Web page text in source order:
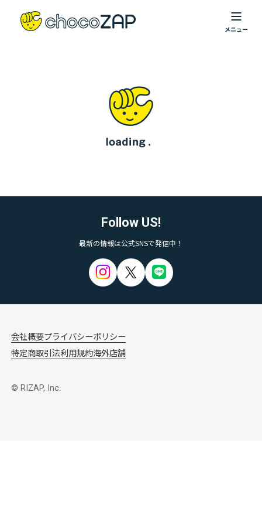
Follow US!
最新の情報は公式SNSで発信中！
会社概要プライバシーポリシー
特定商取引法利用規約海外店舗
© RIZAP, Inc.